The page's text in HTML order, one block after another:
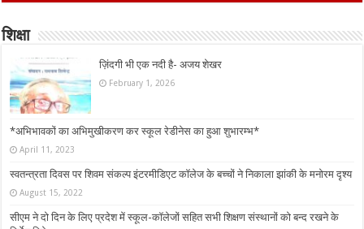
शिक्षा
ज़िंदगी भी एक नदी है- अजय शेखर
February 1, 2026
*अभिभावकों का अभिमुखीकरण कर स्कूल रेडीनेस का हुआ शुभारम्भ*
April 11, 2023
स्वतन्त्रता दिवस पर शिवम संकल्प इंटरमीडिएट कॉलेज के बच्चों ने निकाला झांकी के मनोरम दृश्य
August 15, 2022
सीएम ने दो दिन के लिए प्रदेश में स्कूल-कॉलेजों सहित सभी शिक्षण संस्थानों को बन्द रखने के